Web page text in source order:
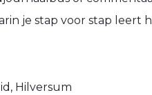
je stap voor stap leert
Hilversum